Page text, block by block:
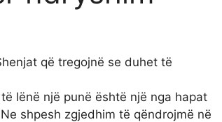
që tregojnë se duhet të
lënë një punë është një nga hapat
shpesh zgjedhim të qëndrojmë në